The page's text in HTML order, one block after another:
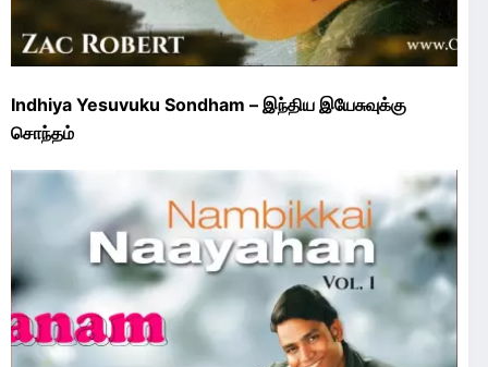
Indhiya Yesuvuku Sondham – இந்திய இயேசுவுக்கு
சொந்தம்